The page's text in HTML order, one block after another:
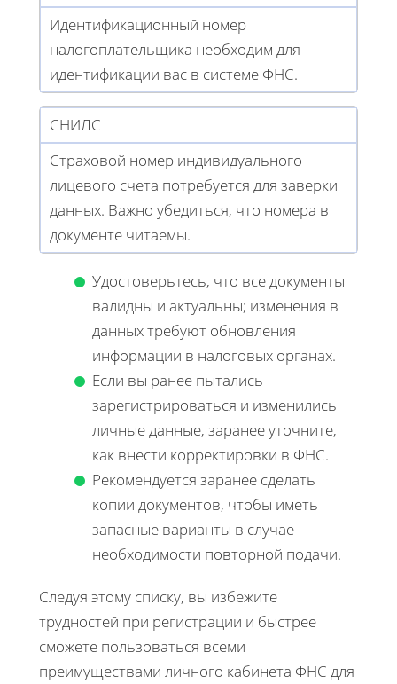
Идентификационный номер
налогоплательщика необходим для
идентификации вас в системе ФНС.
СНИЛС
Страховой номер индивидуального
лицевого счета потребуется для заверки
данных. Важно убедиться, что номера в
документе читаемы.
Удостоверьтесь, что все документы
валидны и актуальны; изменения в
данных требуют обновления
информации в налоговых органах.
Если вы ранее пытались
зарегистрироваться и изменились
личные данные, заранее уточните,
как внести корректировки в ФНС.
Рекомендуется заранее сделать
копии документов, чтобы иметь
запасные варианты в случае
необходимости повторной подачи.
Следуя этому списку, вы избежите
трудностей при регистрации и быстрее
сможете пользоваться всеми
преимуществами личного кабинета ФНС для